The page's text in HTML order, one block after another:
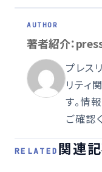
著者紹介：
プレス
リティ
す。情
ご確認
RELATED 関連